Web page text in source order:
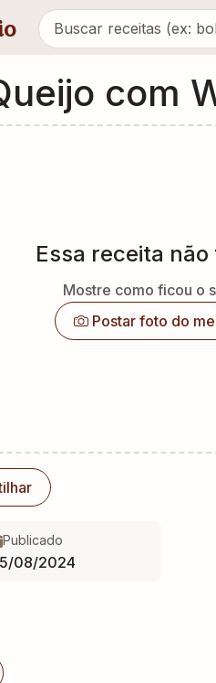
com
Essa receita
Mostre como ficou o
Postar foto do
Publicado
08/2024